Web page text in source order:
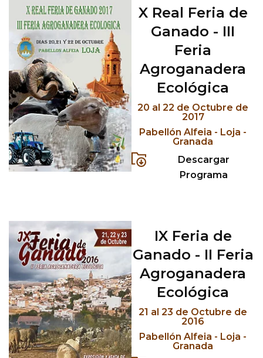
X Real Feria de
Ganado - III
Feria
Agroganadera
Ecológica
20 al 22 de Octubre de
2017
Pabellón Alfeia - Loja -
Granada
Descargar
Programa
IX Feria de
Ganado - II Feria
Agroganadera
Ecológica
21 al 23 de Octubre de
2016
Pabellón Alfeia - Loja -
Granada